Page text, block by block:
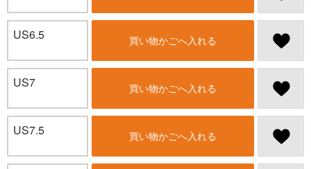
US6.5 買い物かごへ入れる
US7 買い物かごへ入れる
US7.5 買い物かごへ入れる